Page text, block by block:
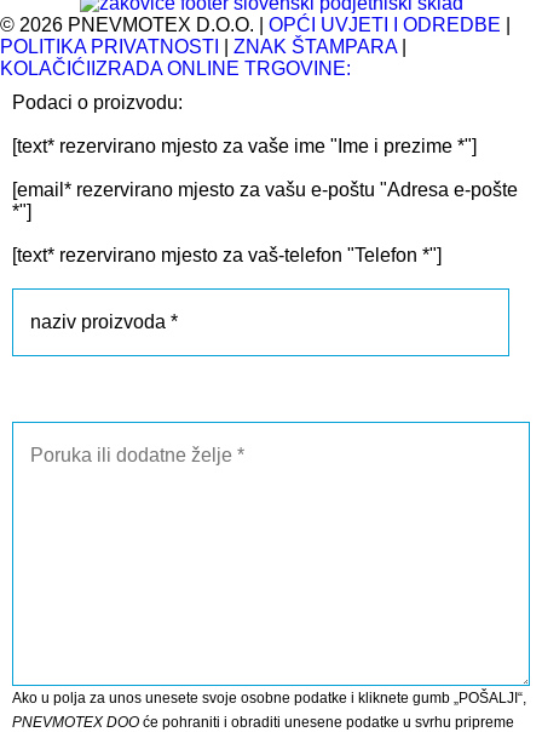
© 2026 PNEVMOTEX D.O.O. OPĆI UVJETI I ODREDBE
POLITIKA PRIVATNOSTI
ZNAK ŠTAMPARA
KOLAČIĆI IZRADA ONLINE TRGOVINE:
Podaci o proizvodu:
[text* rezervirano mjesto za vaše ime "Ime i prezime *"]
[email* rezervirano mjesto za vašu e-poštu "Adresa e-pošte
*"]
[text* rezervirano mjesto za vaš-telefon "Telefon *"]
Ako u polja za unos unesete svoje osobne podatke i kliknete gumb „POŠALJI“,
PNEVMOTEX DOO će pohraniti i obraditi unesene podatke u svrhu pripreme